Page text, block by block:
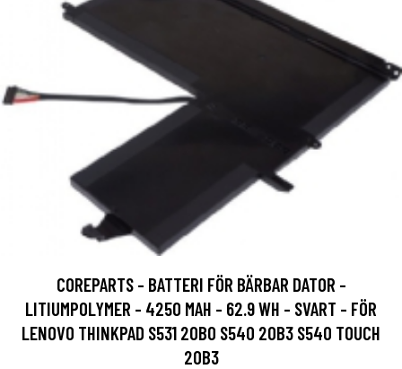
COREPARTS - BATTERI FÖR BÄRBAR DATOR -
LITIUMPOLYMER - 4250 MAH - 62.9 WH - SVART - FÖR
LENOVO THINKPAD S531 20B0 S540 20B3 S540 TOUCH
20B3